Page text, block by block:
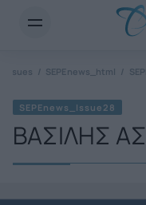
Issues SEPEnews_html
SEPEnews_Issue28
ΒΑΣΙΛΗΣ
Newsletter Email*